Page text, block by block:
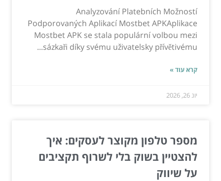
Analyzování Platebních Možností
Podporovaných Aplikací Mostbet APKAplikace
Mostbet APK se stala populární volbou mezi
sázkaři díky svému uživatelsky přívětivému...
קרא עוד »
יונ 26, 2026
מספר טלפון מקוצר לעסקים: איך
להצטיין בשוק בלי לשרוף תקציבים
על שיווק